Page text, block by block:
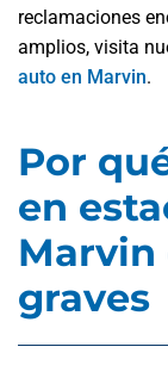
reclamaciones
amplios, visita
auto en Marvin.
Por
en
Marvin
graves